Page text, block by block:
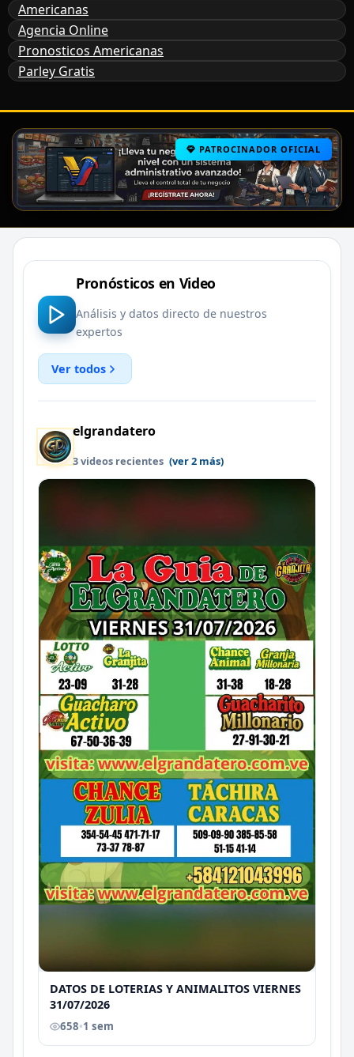
Americanas
Agencia Online
Pronosticos Americanas
Parley Gratis
PATROCINADOR OFICIAL
Pronósticos en Video
Análisis y datos directo de nuestros
expertos
Ver todos
elgrandatero
3 videos recientes (ver 2 más)
DATOS DE LOTERIAS Y ANIMALITOS VIERNES
31/07/2026
658•1 sem